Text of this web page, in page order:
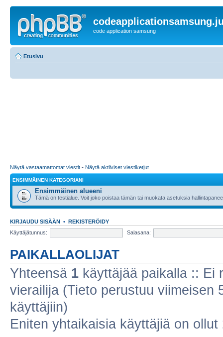
code application samsung
Etusivu
Näytä vastaamattomat viestit • Näytä aktiiviset viestiketjut
ENSIMMÄINEN KATEGORIANI
Ensimmäinen alueeni
Tämä on testialue. Voit joko poistaa tämän tai muokata asetuksia
KIRJAUDU SISÄÄN • REKISTERÖIDY
Käyttäjätunnus:
Salasana:
PAIKALLAOLIJAT
Yhteensä 1 käyttäjää paikalla :: Ei
vierailija (Tieto perustuu viimeisen
käyttäjiin)
Eniten yhtaikaisia käyttäjiä on ollut